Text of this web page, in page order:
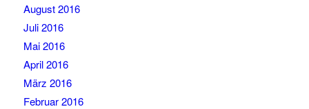
August 2016
Juli 2016
Mai 2016
April 2016
März 2016
Februar 2016